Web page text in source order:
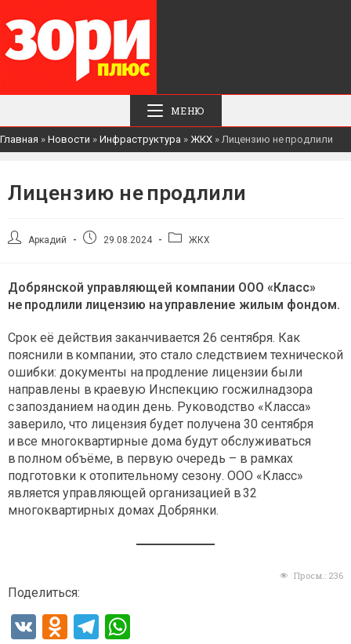
МЕНЮ
Главная » Новости » Инфраструктура » ЖКХ » Лицензию не продлили
Лицензию не продлили
АвторАркадий
Запись29.08.2024
Рубрика
ЖКХ
Добрянской управляющей компании ООО «Класс»
не продлили лицензию на управление жилым фондом.
Срок её действия заканчивается 26 сентября. Как
пояснили в компании, это стало следствием технической
ошибки: документы на продление лицензии были
направлены в краевую Инспекцию госжилнадзора
с запозданием на один день. Руководство «Класса»
заверило, что лицензия будет получена 30 сентября
и все многоквартирные дома будут обслуживаться
в полном объёме, в первую очередь – в рамках
подготовки к отопительному сезону. ООО «Класс»
является управляющей организацией в 32
многоквартирных домах Добрянки.
Просм.: 236
Поделиться:
V
O
T